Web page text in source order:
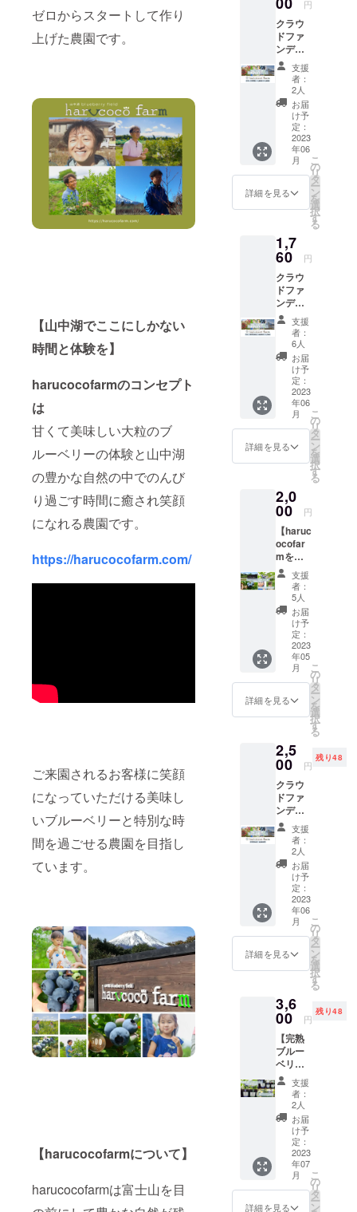
ゼロからスタートして作り
上げた農園です。
【山中湖でここにしかない
時間と体験を】
harucocofarmのコンセプト
は
甘くて美味しい大粒のブ
ルーベリーの体験と山中湖
の豊かな自然の中でのんび
り過ごす時間に癒され笑顔
になれる農園です。
https://harucocofarm.com/
ご来園されるお客様に笑顔
になっていただける美味し
いブルーベリーと特別な時
間を過ごせる農園を目指し
ています。
【harucocofarmについて】
harucocofarmは富士山を目
ます。
円
クラウ
ドファ
ンディ
ング限
定 【ブ
ルーベ
リー狩
り早割
チケッ
ト 小
人（小
学生）
1500→
1,200】
ブルー
ベリー
題+収穫
体験
コース
（収穫
体験し
て摘み
取りお
持ち帰
りいた
だく
パック
付き）
小人
（小学
生） 1
名様
1,500円
得で
す。 さ
らに、
お持ち
帰りの
パック
（170
ｇ）→
大パッ
ク（220
ｇ）に
サイズ
アップ
いたし
ます。
※チケッ
トの有
は2023/
～8/下
旬のブ
リー狩
りシー
ズンの
営業終
了まで
となり
ます。
※チケッ
トのご
利用に
ついて
は事前
ムペー
ジの予
メール
か電話
のいず
れかか
ら、ご
予約を
お願い
しま
す。 ※
チケッ
トのご
利用は1
枚につ
きお一
人様１
支援
者：
2人
お届
け予
定：
2023
年06
月
詳細を見る
こ
の
リ
タ
ー
ン
を
選
択
す
る
1,7
60 円
クラウ
ドファ
ンディ
ング限
定 【ブ
ルーベ
リー狩
り早割
チケッ
ト 大
人（中
学生以
上）
2,200→
1,760】
ブルー
食べ放
題+収穫
体験
コース
（収穫
体験し
て摘み
取りお
持ち帰
りいた
だく
パック
付き）
大人
（中学
生以
上） 1
2,200円
円
20%お
得で
す。 さ
らに、
お持ち
帰りの
パック
（170
ｇ）→
大パッ
ク（220
ｇ）に
サイズ
アップ
いたし
ます。
※チケッ
は2023/
７/上旬
～8/下
旬のブ
ルーベ
リー狩
りシー
ズンの
営業終
了まで
となり
ます。
※チケッ
トのご
利用に
は事前
支援
者：
6人
お届
け予
定：
2023
年06
月
詳細を見る
こ
の
リ
タ
ー
ン
を
選
択
す
る
2,0
00 円
【haruc
ocofar
mを応
援コー
ス】
2,000円
のお気
持ちご
支援 ※
この
コース
はリ
ターン
品のお
届けは
ござい
のでご
注意く
ださ
い。 感
謝の気
持ちを
込めた
メッ
セージ
をメー
ルでお
返しい
たしま
す。
CAMPF
IRE手数
料を除
当プロ
ジェク
トに使
用させ
ていた
だきま
す。
haruco
cofarm
を応援
してく
ださる
皆様の
ために
も目一
杯頑張
りま
支援
者：
5人
お届
け予
定：
2023
年05
月
詳細を見る
こ
の
リ
タ
ー
ン
を
選
択
す
る
2,5
00 円
残り48
クラウ
ドファ
ンディ
ング限
定 【ブ
ルーベ
リー狩
り
ガッツ
リ収穫
コース
チケッ
ト
2,500
円】 ブ
ルーベ
べ放題
+ガッツ
リ収穫
コース
小学生
以上 1
名様
2,500円
たっぷ
り500ｇ
摘み取
りお持
ち帰り
になれ
ます。
※チケッ
トの有
支援
者：
2人
お届
け予
定：
2023
年06
月
詳細を見る
こ
の
リ
タ
ー
ン
を
選
択
す
る
3,6
00 円
残り48
【完熟
ブルー
ベリー
ジャム
とソー
スの
セット
お届け
コー
ス】
haruco
cofarm
の完熟
ブルー
支援
者：
2人
お届
け予
定：
2023
年07
月
詳細を見る
こ
の
リ
タ
ー
ン